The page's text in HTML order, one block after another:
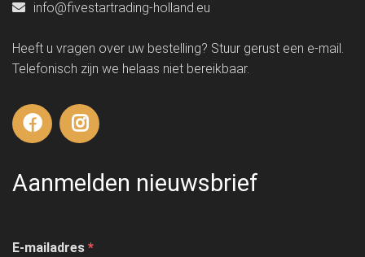
info@fivestartrading-holland.eu
Heeft u vragen over uw bestelling? Stuur gerust een e-mail.
Telefonisch zijn we helaas niet bereikbaar.
Aanmelden nieuwsbrief
E-mailadres *